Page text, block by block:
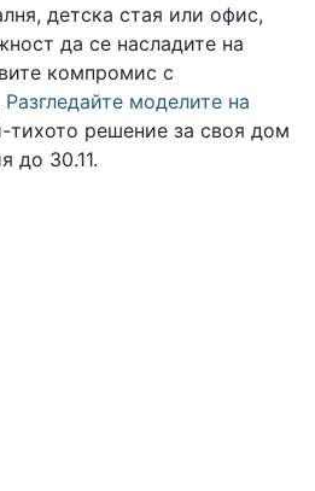
детска стая или офис,
да се насладите на
компромис с
Разгледайте моделите на
тихото решение за своя дом
до 30.11.